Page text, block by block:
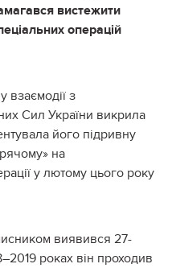
вистежити
операцій
взаємодії з
Сил України викрила
його підривну
на
у лютому цього року
виявився 27-
роках він проходив